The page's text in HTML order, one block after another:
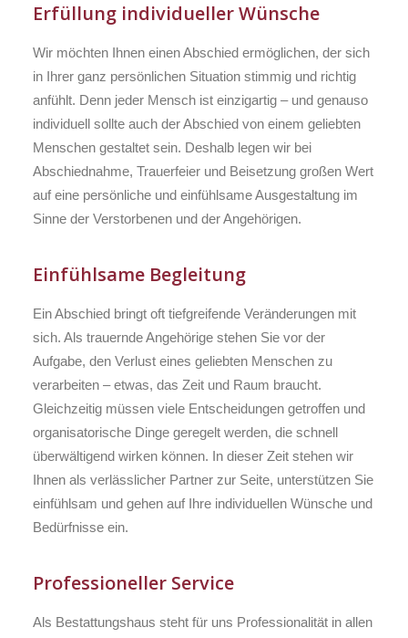
Erfüllung individueller Wünsche
Wir möchten Ihnen einen Abschied ermöglichen, der sich
in Ihrer ganz persönlichen Situation stimmig und richtig
anfühlt. Denn jeder Mensch ist einzigartig – und genauso
individuell sollte auch der Abschied von einem geliebten
Menschen gestaltet sein. Deshalb legen wir bei
Abschiednahme, Trauerfeier und Beisetzung großen Wert
auf eine persönliche und einfühlsame Ausgestaltung im
Sinne der Verstorbenen und der Angehörigen.
Einfühlsame Begleitung
Ein Abschied bringt oft tiefgreifende Veränderungen mit
sich. Als trauernde Angehörige stehen Sie vor der
Aufgabe, den Verlust eines geliebten Menschen zu
verarbeiten – etwas, das Zeit und Raum braucht.
Gleichzeitig müssen viele Entscheidungen getroffen und
organisatorische Dinge geregelt werden, die schnell
überwältigend wirken können. In dieser Zeit stehen wir
Ihnen als verlässlicher Partner zur Seite, unterstützen Sie
einfühlsam und gehen auf Ihre individuellen Wünsche und
Bedürfnisse ein.
Professioneller Service
Als Bestattungshaus steht für uns Professionalität in allen